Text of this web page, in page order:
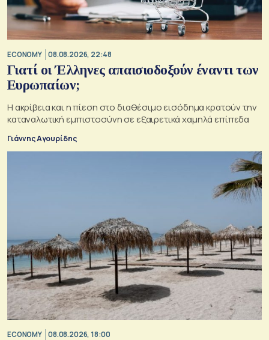
ECONOMY 08.08.2026, 22:48
Γιατί οι Έλληνες απαισιοδοξούν έναντι των
Ευρωπαίων;
Η ακρίβεια και η πίεση στο διαθέσιμο εισόδημα κρατούν την
καταναλωτική εμπιστοσύνη σε εξαιρετικά χαμηλά επίπεδα
Γιάννης Αγουρίδης
ECONOMY 08.08.2026, 18:00